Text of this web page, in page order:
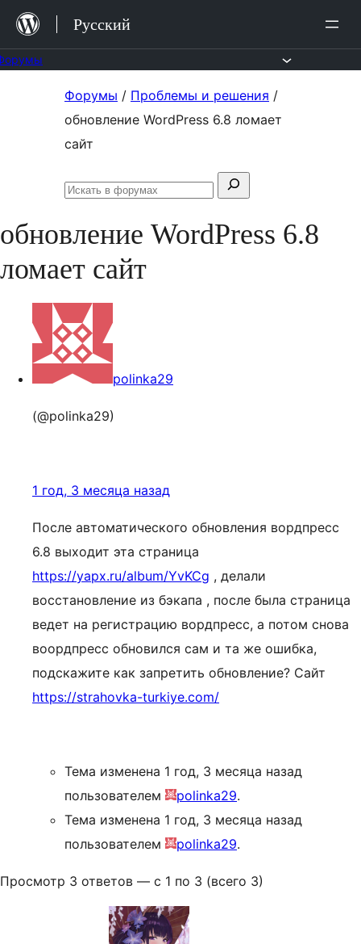
Перейти
содержимому
Русский
содержимому
Форумы / Проблемы и решения /
обновление WordPress 6.8 ломает
сайт
Поиск:
Искать
обновление WordPress 6.8
ломает сайт
polinka29
(@polinka29)
1 год, 3 месяца назад
После автоматического обновления вордпресс
6.8 выходит эта страница
https://yapx.ru/album/YvKCg , делали
восстановление из бэкапа , после была страница
ведет на регистрацию вордпресс, а потом снова
воордпресс обновился сам и та же ошибка,
подскажите как запретить обновление? Сайт
https://strahovka-turkiye.com/
Тема изменена 1 год, 3 месяца назад
пользователем
polinka29.
Тема изменена 1 год, 3 месяца назад
пользователем
polinka29.
Просмотр 3 ответов — с 1 по 3 (всего 3)